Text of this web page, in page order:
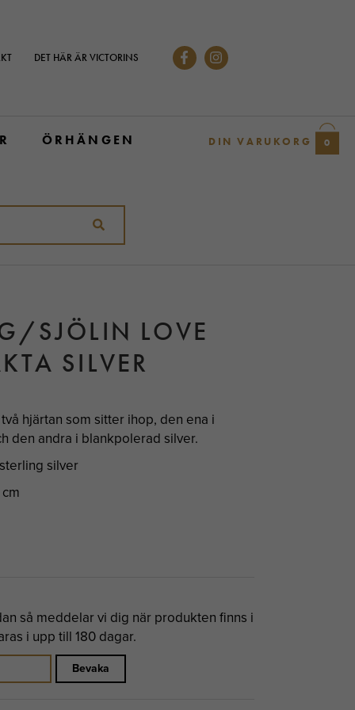
DET HÄR ÄR VICTORINS
ÖRHÄNGEN DIN VARUKORG 0
SJÖLIN LOVE
SILVER
hjärtan som sitter ihop, den ena i
den andra i blankpolerad silver.
silver
så meddelar vi dig när produkten finns i
i upp till 180 dagar.
Bevaka